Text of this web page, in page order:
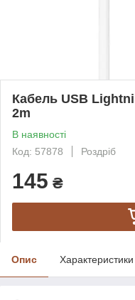
Кабель USB
2m
В наявності
Код: 57878
Роздріб
145 ₴
Опис Характеристики